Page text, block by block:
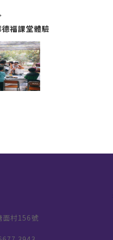
福課堂體驗
面村156號